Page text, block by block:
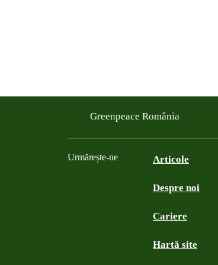
Greenpeace România
Urmărește-ne Articole
Despre noi
Cariere
Hartă site